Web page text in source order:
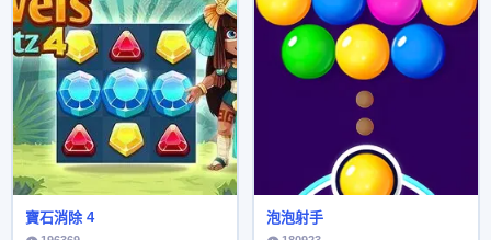
寶石消除 4 泡泡射手